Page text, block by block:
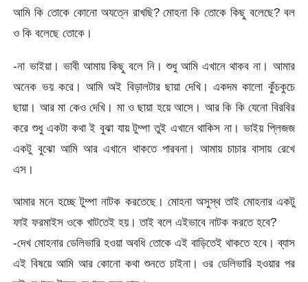
আমি কি তোকে কোনো অযত্নে রাখছি? মোহনা কি তোকে কিছু বলেছে? বল
ও কি বলেছে তোকে।
-না ভাইয়া। ভাবী আমায় কিছু বলে নি। শুধু আমি এখানে থাকব না। আমার
অনেক ভয় করে। আমি অই বিড়ালটার ছায়া দেখি। একদম কালো কুঁচকুচে
ছায়া। আর মা কেও দেখি। মা ও ছায়া হয়ে আসে। আর কি কি যেনো বিরবির
করে শুধু একটা কথা ই বুঝা যায় টুম্পা তুই এখানে থাকিস না। ভাইয় প্লিজজ
একটু বুঝো আমি আর এখানে থাকতে পারবনা। আমায় চাচার বাসায় রেখে
এস।
আমার মনে হচ্ছে টুম্পা নাটক করতেছে। মোহনা অসুস্থ তাই মোহনার একটু
ফাই ফরমাইস ওকে খাটতেই হয়। তাই বলে এইভাবে নাটক করতে হবে?
-দেখ মোহনার ডেলিভারি হওয়া অবধি তোকে এই বাড়িতেই থাকতে হবে। ব্যাস
এই বিষয়ে আমি আর কোনো কথা শুনতে চাইনা। ওর ডেলিভারি হওয়ার পর